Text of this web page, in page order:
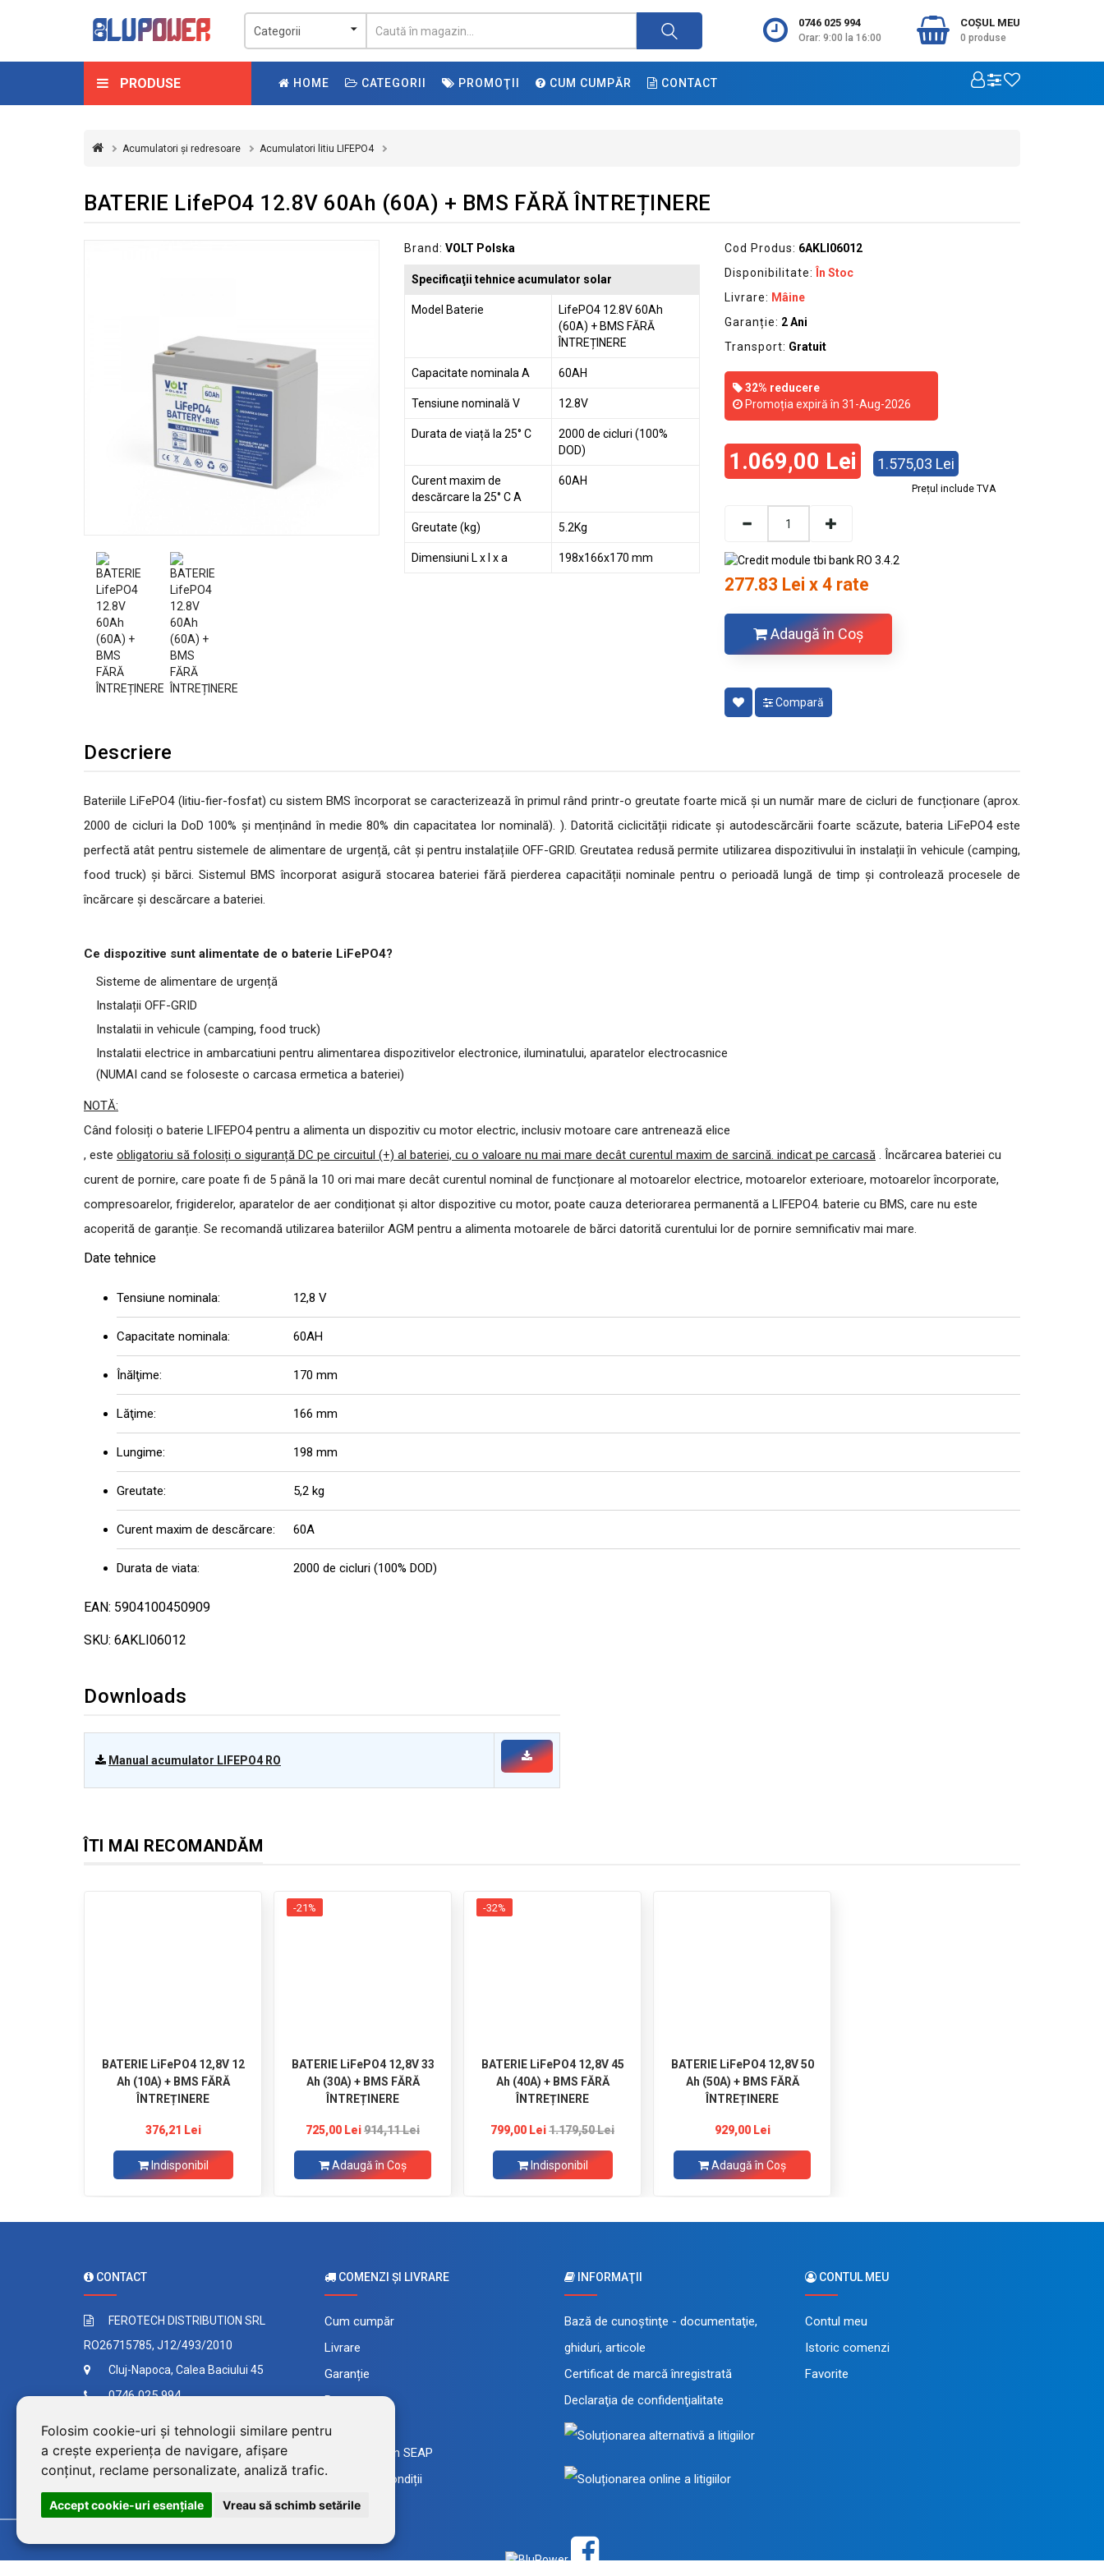
Folosim cookie-uri și tehnologii similare pentru
a crește experiența de navigare, afișare
conținut, reclame personalizate, analiză trafic.
Accept cookie-uri esenţiale Vreau să schimb setările
0746 025 994
Orar: 9:00 la 16:00
COŞUL MEU
0 produse
PRODUSE HOME CATEGORII PROMOŢII CUM CUMPĂR CONTACT
Acumulatori și redresoare Acumulatori litiu LIFEPO4
BATERIE LifePO4 12.8V 60Ah (60A) + BMS FĂRĂ ÎNTREȚINERE
Brand: VOLT Polska
Specificaţii tehnice acumulator solar
Model Baterie
LifePO4 12.8V 60Ah
(60A) + BMS FĂRĂ
ÎNTREȚINERE
Capacitate nominala A 60AH
Tensiune nominală V 12.8V
Durata de viață la 25° C
2000 de cicluri (100%
DOD)
Curent maxim de
descărcare la 25° C A
60AH
Greutate (kg) 5.2Kg
Dimensiuni L x l x a 198x166x170 mm
Cod Produs: 6AKLI06012
Disponibilitate:
În Stoc
Livrare: Mâine
Garanție: 2 Ani
Transport: Gratuit
32% reducere
Promoția expiră în 31-Aug-2026
1.069,00 Lei 1.575,03 Lei
Prețul include TVA
277.83 Lei x 4 rate
Adaugă în Coş
Compară
Descriere
Bateriile LiFePO4 (litiu-fier-fosfat) cu sistem BMS încorporat se caracterizează în primul rând printr-o greutate foarte mică și un număr mare de cicluri de funcționare (aprox.
2000 de cicluri la DoD 100% și menținând în medie 80% din capacitatea lor nominală). ).Datorită ciclicității ridicate și autodescărcării foarte scăzute, bateria LiFePO4 este
perfectă atât pentru sistemele de alimentare de urgență, cât și pentru instalațiile OFF-GRID.Greutatea redusă permite utilizarea dispozitivului în instalații în vehicule (camping,
food truck) și bărci.Sistemul BMS încorporat asigură stocarea bateriei fără pierderea capacității nominale pentru o perioadă lungă de timp și controlează procesele de
încărcare și descărcare a bateriei.
Ce dispozitive sunt alimentate de o baterie LiFePO4?
Sisteme de alimentare de urgență
Instalații OFF-GRID
Instalatii in vehicule (camping, food truck)
Instalatii electrice in ambarcatiuni pentru alimentarea dispozitivelor electronice, iluminatului, aparatelor electrocasnice
(NUMAI cand se foloseste o carcasa ermetica a bateriei)
NOTĂ:
Când folosiți o baterie LIFEPO4 pentru a alimenta un dispozitiv cu motor electric, inclusiv motoare care antrenează elice
, este obligatoriu să folosiți o siguranță DC pe circuitul (+) al bateriei, cu o valoare nu mai mare decât curentul maxim de sarcină. indicat pe carcasă . Încărcarea bateriei cu
curent de pornire, care poate fi de 5 până la 10 ori mai mare decât curentul nominal de funcționare al motoarelor electrice, motoarelor exterioare, motoarelor încorporate,
compresoarelor, frigiderelor, aparatelor de aer condiționat și altor dispozitive cu motor, poate cauza deteriorarea permanentă a LIFEPO4. baterie cu BMS, care nu este
acoperită de garanție. Se recomandă utilizarea bateriilor AGM pentru a alimenta motoarele de bărci datorită curentului lor de pornire semnificativ mai mare.
Date tehnice
Tensiune nominala: 12,8 V
Capacitate nominala: 60AH
Înălţime: 170 mm
Lăţime: 166 mm
Lungime: 198 mm
Greutate: 5,2 kg
Curent maxim de descărcare: 60A
Durata de viata: 2000 de cicluri (100% DOD)
EAN: 5904100450909
SKU: 6AKLI06012
Downloads
Manual acumulator LIFEPO4 RO
ÎTI MAI RECOMANDĂM
BATERIE LiFePO4 12,8V 12
Ah (10A) + BMS FĂRĂ
ÎNTREȚINERE
376,21 Lei
Indisponibil
BATERIE LiFePO4 12,8V 33
Ah (30A) + BMS FĂRĂ
ÎNTREȚINERE
725,00 Lei914,11 Lei
-21%
Adaugă în Coş
BATERIE LiFePO4 12,8V 45
Ah (40A) + BMS FĂRĂ
ÎNTREȚINERE
799,00 Lei1.179,50 Lei
-32%
Indisponibil
BATERIE LiFePO4 12,8V 50
Ah (50A) + BMS FĂRĂ
ÎNTREȚINERE
929,00 Lei
Adaugă în Coş
CONTACT
FEROTECH DISTRIBUTION SRL
RO26715785, J12/493/2010
Cluj-Napoca, Calea Baciului 45
0746 025 994
COMENZI ŞI LIVRARE
Cum cumpăr
Livrare
Garanție
Retur
Plata în rate
Comanda prin SEAP
Termeni și condiții
INFORMAŢII
Bază de cunoştinţe - documentaţie,
ghiduri, articole
Certificat de marcă înregistrată
Declaraţia de confidenţialitate
CONTUL MEU
Contul meu
Istoric comenzi
Favorite